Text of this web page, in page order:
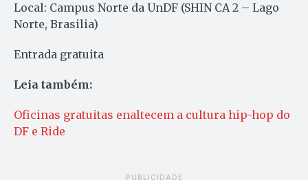
Local: Campus Norte da UnDF (SHIN CA 2 – Lago
Norte, Brasilia)
Entrada gratuita
Leia também:
Oficinas gratuitas enaltecem a cultura hip-hop do
DF e Ride